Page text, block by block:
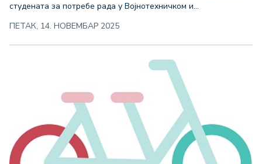
студената за потребе рада у Војнотехничком и...
ПЕТАК, 14. НОВЕМБАР 2025